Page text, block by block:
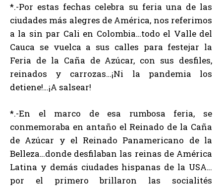
*.-Por estas fechas celebra su feria una de las
ciudades más alegres de América, nos referimos
a la sin par Cali en Colombia…todo el Valle del
Cauca se vuelca a sus calles para festejar la
Feria de la Caña de Azúcar, con sus desfiles,
reinados y carrozas…¡Ni la pandemia los
detiene!…¡A salsear!
*.-En el marco de esa rumbosa feria, se
conmemoraba en antaño el Reinado de la Caña
de Azúcar y el Reinado Panamericano de la
Belleza…donde desfilaban las reinas de América
Latina y demás ciudades hispanas de la USA…
por el primero brillaron las socialités